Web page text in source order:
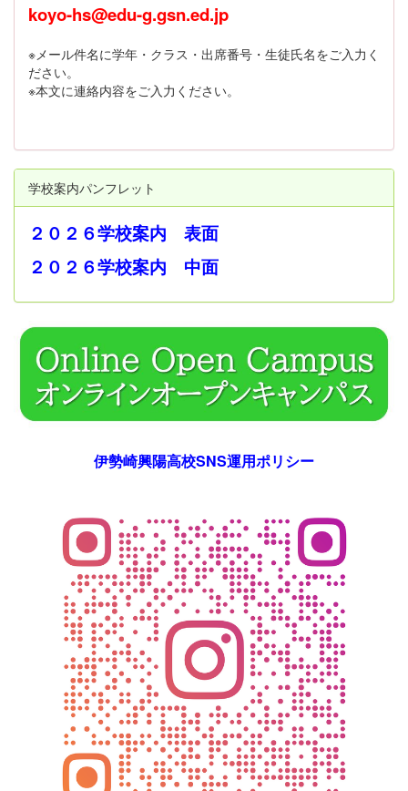
koyo-hs@edu-g.gsn.ed.jp
※メール件名に学年・クラス・出席番号・生徒氏名をご入力く
ださい。
※本文に連絡内容をご入力ください。
学校案内パンフレット
２０２６学校案内 表面
２０２６学校案内 中面
伊勢崎興陽高校SNS運用ポリシー